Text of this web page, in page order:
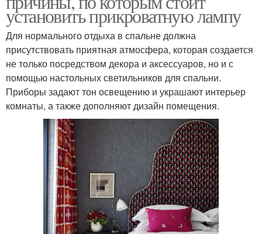
установить прикроватную лампу
Для нормального отдыха в спальне должна
присутствовать приятная атмосфера, которая создается
не только посредством декора и аксессуаров, но и с
помощью настольных светильников для спальни.
Приборы задают тон освещению и украшают интерьер
комнаты, а также дополняют дизайн помещения.